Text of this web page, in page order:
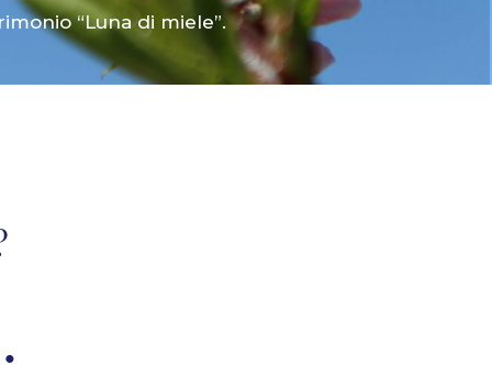
“Luna di miele”.